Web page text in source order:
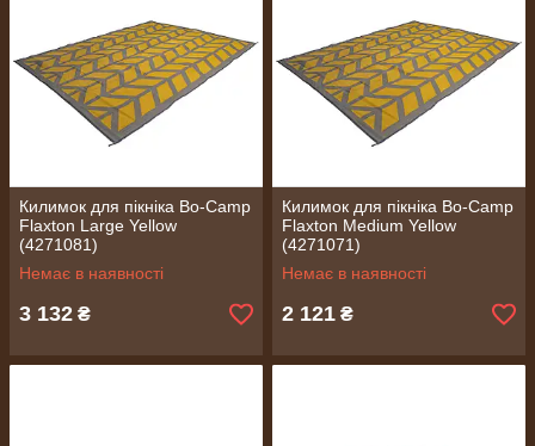
Килимок для пікніка Bo-Camp
Flaxton Large Yellow
(4271081)
Немає в наявності
3 132 ₴
Килимок для пікніка Bo-Camp
Flaxton Medium Yellow
(4271071)
Немає в наявності
2 121 ₴